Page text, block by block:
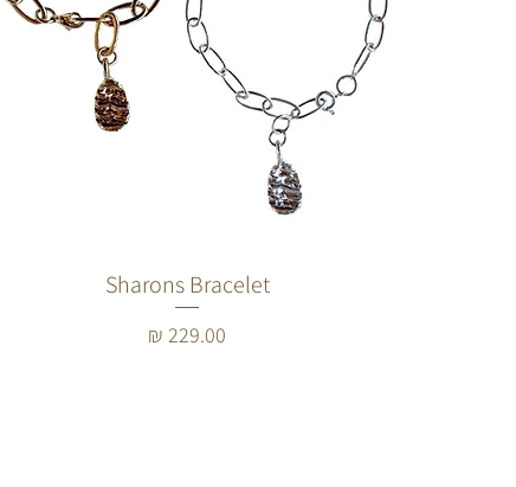
Sharons Bracelet
מחיר